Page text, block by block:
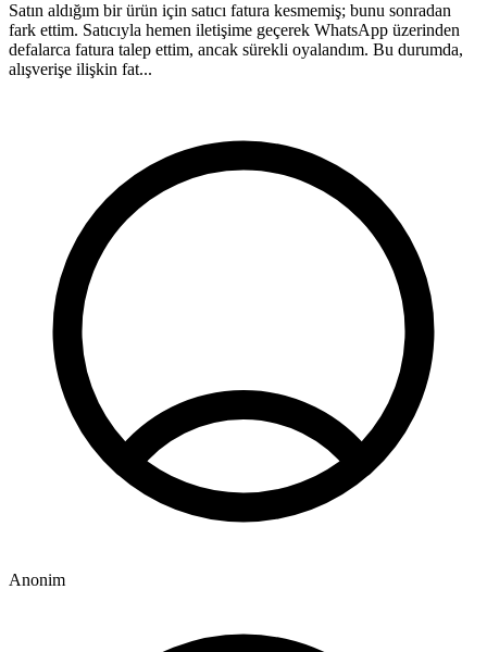
Satın aldığım bir ürün için satıcı fatura kesmemiş; bunu sonradan
fark ettim. Satıcıyla hemen iletişime geçerek WhatsApp üzerinden
defalarca fatura talep ettim, ancak sürekli oyalandım. Bu durumda,
alışverişe ilişkin fat...
Anonim